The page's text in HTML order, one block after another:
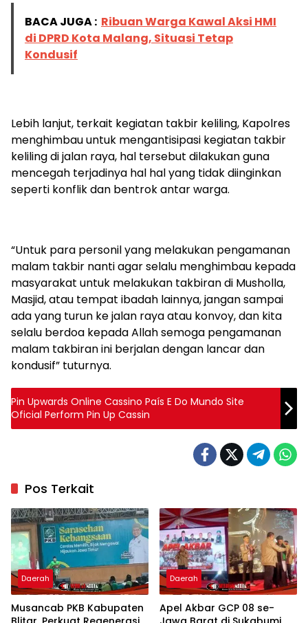
BACA JUGA : Ribuan Warga Kawal Aksi HMI
di DPRD Kota Malang, Situasi Tetap
Kondusif
Lebih lanjut, terkait kegiatan takbir keliling, Kapolres
menghimbau untuk mengantisipasi kegiatan takbir
keliling di jalan raya, hal tersebut dilakukan guna
mencegah terjadinya hal hal yang tidak diinginkan
seperti konflik dan bentrok antar warga.
“Untuk para personil yang melakukan pengamanan
malam takbir nanti agar selalu menghimbau kepada
masyarakat untuk melakukan takbiran di Musholla,
Masjid, atau tempat ibadah lainnya, jangan sampai
ada yang turun ke jalan raya atau konvoy, dan kita
selalu berdoa kepada Allah semoga pengamanan
malam takbiran ini berjalan dengan lancar dan
kondusif” tuturnya.
Pin Upwards Online Cassino País E Do Mundo Site
Oficial Perform Pin Up Cassin
Pos Terkait
Daerah
Musancab PKB Kabupaten
Daerah
Apel Akbar GCP 08 se-